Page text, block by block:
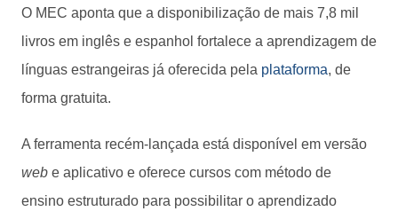
O MEC aponta que a disponibilização de mais 7,8 mil
livros em inglês e espanhol fortalece a aprendizagem de
línguas estrangeiras já oferecida pela plataforma, de
forma gratuita.
A ferramenta recém-lançada está disponível em versão
web e aplicativo e oferece cursos com método de
ensino estruturado para possibilitar o aprendizado